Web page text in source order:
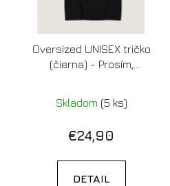
Oversized UNISEX tričko
(čierna) - Prosím,
pretože má prácu
Skladom (5 ks)
€24,90
DETAIL